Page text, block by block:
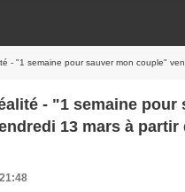
pour sauver mon couple" vendredi 13 mars à
- "1 semaine pour
13 mars à partir